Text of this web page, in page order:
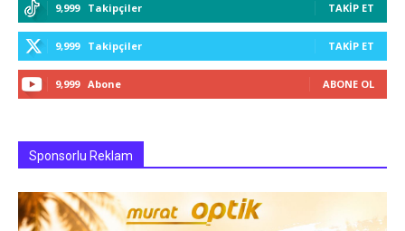
9,999 Takipçiler TAKIP ET
9,999 Takipçiler TAKIP ET
9,999 Abone ABONE OL
Sponsorlu Reklam